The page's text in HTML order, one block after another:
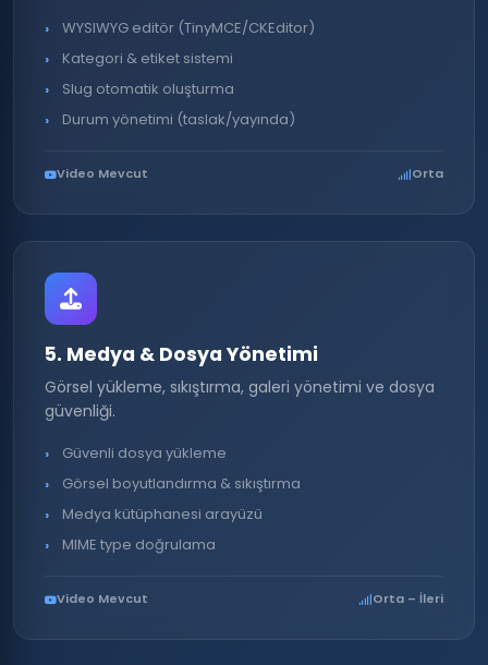
WYSIWYG editör (TinyMCE/CKEditor)
Kategori & etiket sistemi
Slug otomatik oluşturma
Durum yönetimi (taslak/yayında)
Video Mevcut Orta
5. Medya & Dosya Yönetimi
Görsel yükleme, sıkıştırma, galeri yönetimi ve dosya
güvenliği.
Güvenli dosya yükleme
Görsel boyutlandırma & sıkıştırma
Medya kütüphanesi arayüzü
MIME type doğrulama
Video Mevcut Orta – İleri